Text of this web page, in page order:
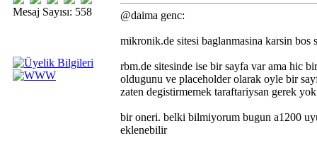
Mesaj Sayısı: 558 @daima genc:
mikronik.de sitesi baglanmasina karsin
rbm.de sitesinde ise bir sayfa var ama hic
oldugunu ve placeholder olarak oyle bir
zaten degistirmemek taraftariysan gerek
bir oneri. belki bilmiyorum bugun a1200
eklenebilir